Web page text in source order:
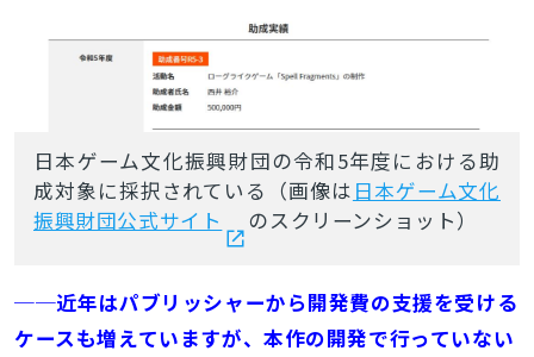
日本ゲーム文化振興財団の令和5年度における助
成対象に採択されている（画像は 日本ゲーム文化
振興財団公式サイト
のスクリーンショット）
──近年はパブリッシャーから開発費の支援を受ける
ケースも増えていますが、本作の開発で行っていない